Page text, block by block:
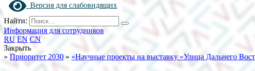
Версия для слабовидящих
Найти:
Информация для сотрудников
RU EN CN
Закрыть
» Приоритет 2030 » «Научные проекты на выставку «Улица Дальнего